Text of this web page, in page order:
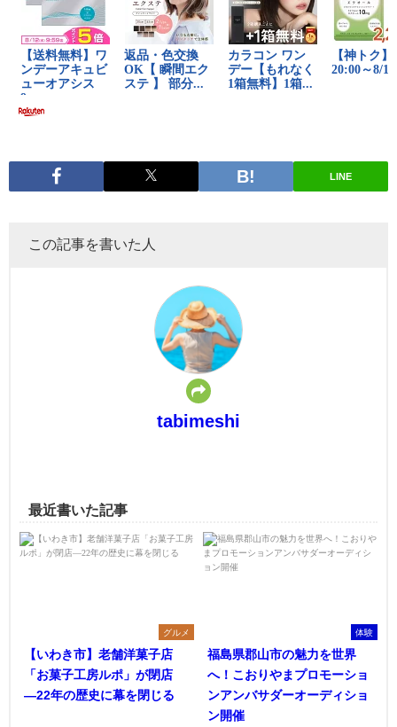
LINE
この記事を書いた人
tabimeshi
最近書いた記事
グルメ
【いわき市】老舗洋菓子店
「お菓子工房ルポ」が閉店
―22年の歴史に幕を閉じる
体験
福島県郡山市の魅力を世界
へ！こおりやまプロモーショ
ンアンバサダーオーディショ
ン開催